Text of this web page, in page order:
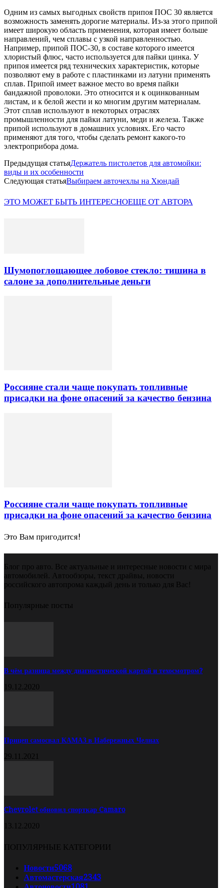
Одним из самых выгодных свойств припоя ПОС 30 является
возможность заменять дорогие материалы. Из-за этого припой
имеет широкую область применения, которая имеет больше
направлений, чем сплавы с узкой направленностью.
Например, припой ПОС-30, в составе которого имеется
хлористый флюс, часто используется для пайки цинка. У
припоя имеется ряд технических характеристик, которые
позволяют ему в работе с пластинками из латуни применять
сплав. Припой имеет важное место во время пайки
бандажной проволоки. Это относится и к оцинкованным
листам, и к белой жести и ко многим другим материалам.
Этот сплав используют в некоторых отраслях
промышленности для пайки латуни, меди и железа. Также
припой используют в домашних условиях. Его часто
применяют для того, чтобы сделать ремонт какого-то
электроприбора дома.
Предыдущая статьяДержатель пистолетов для автомойки:
виды и их особенности
Следующая статьяВыбираем авточехлы на Хюндай
ЭТО МОЖЕТ БЫТЬ ИНТЕРЕСНОЕЩЕ ОТ АВТОРА
Шумопоглощающее лобовое стекло: тишина в
салоне за дополнительные деньги
Россияне стали чаще покупать топливные
присадки на фоне опасений за качество бензина
Россияне стали чаще покупать топливные
присадки на фоне опасений за качество бензина
Это Вам пригодится!
Блог про авто. Все актуальные и интересные новости с мира
автомобилей. Автообзоры, текст драйвы, новости
российского автопрома каждый день и только для Вас!
Популярные посты
В чём разница между диагностической картой и техосмотром?
19.12.2020
Прицеп самосвал КАМАЗ в Набережных Челнах
29.11.2021
Chevrolet обновил спорткар Camaro
13.12.2020
ПОПУЛЯРНЫЕ КАТЕГОРИИ
Новости5068
Автомастерская2343